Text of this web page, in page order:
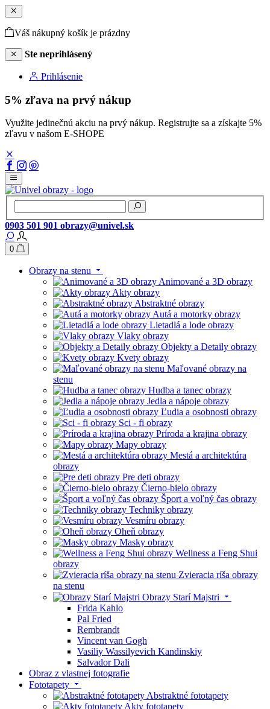
Váš nákupný košík je prázdny
Ste neprihlásený
Prihlásenie
5% zľava na prvý nákup
Využite jedinečnú akciu na prvý nákup. Registrujte sa a získajte 5%
zľavu v našom E-SHOPE
0903 501 901 obrazy@univel.sk
0
Obrazy na stenu
Animované a 3D obrazy
Akty obrazy
Abstraktné obrazy
Autá a motorky obrazy
Lietadlá a lode obrazy
Vlaky obrazy
Objekty a Detaily obrazy
Kvety obrazy
Maľované obrazy na
stenu
Hudba a tanec obrazy
Jedla a nápoje obrazy
Ľudia a osobnosti obrazy
Sci - fi obrazy
Príroda a krajina obrazy
Mapy obrazy
Mestá a architektúra
obrazy
Pre deti obrazy
Čierno-bielo obrazy
Šport a voľný čas obrazy
Techniky obrazy
Vesmíru obrazy
Oheň obrazy
Masky obrazy
Wellness a Feng Shui
obrazy
Zvieracia ríša obrazy
na stenu
Obrazy Starí Majstri
Frida Kahlo
Pal Fried
Rembrandt
Vincent van Gogh
Vasiliy Wassilyevich Kandinskiy
Salvador Dali
Obraz z vlastnej fotografie
Fototapety
Abstraktné fototapety
Akty fototapety